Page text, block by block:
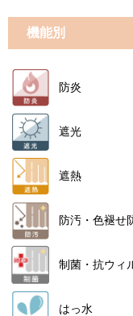
機能別
防炎
遮光
遮熱
防汚・色褪せ
制菌・抗ウィ
はっ水